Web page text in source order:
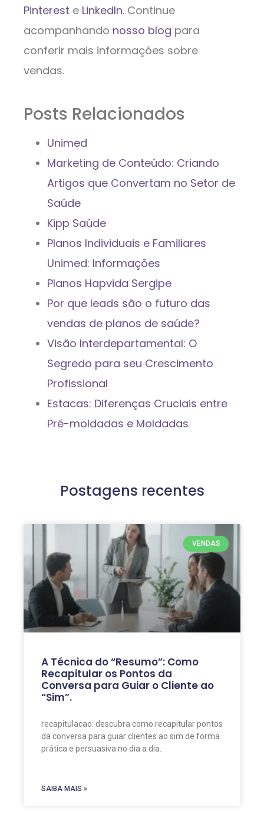
Pinterest e LinkedIn. Continue
acompanhando nosso blog para
conferir mais informações sobre
vendas.
Posts Relacionados
Unimed
Marketing de Conteúdo: Criando
Artigos que Convertam no Setor de
Saúde
Kipp Saúde
Planos Individuais e Familiares
Unimed: Informações
Planos Hapvida Sergipe
Por que leads são o futuro das
vendas de planos de saúde?
Visão Interdepartamental: O
Segredo para seu Crescimento
Profissional
Estacas: Diferenças Cruciais entre
Pré-moldadas e Moldadas
Postagens recentes
VENDAS
A Técnica do “Resumo”: Como
Recapitular os Pontos da
Conversa para Guiar o Cliente ao
“Sim”.
recapitulacao: descubra como recapitular pontos
da conversa para guiar clientes ao sim de forma
prática e persuasiva no dia a dia.
SAIBA MAIS »